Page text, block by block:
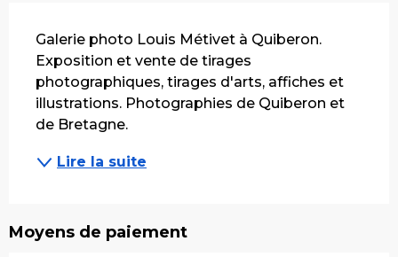
Galerie photo Louis Métivet à Quiberon.
Exposition et vente de tirages
photographiques, tirages d'arts, affiches et
illustrations. Photographies de Quiberon et
de Bretagne.
Lire la suite
Moyens de paiement